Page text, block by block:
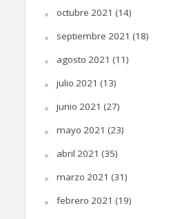
octubre 2021 (14)
septiembre 2021 (18)
agosto 2021 (11)
julio 2021 (13)
junio 2021 (27)
mayo 2021 (23)
abril 2021 (35)
marzo 2021 (31)
febrero 2021 (19)